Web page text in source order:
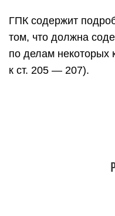
ГПК содержит
том, что должна
по делам некоторых
к ст. 205 — 207).